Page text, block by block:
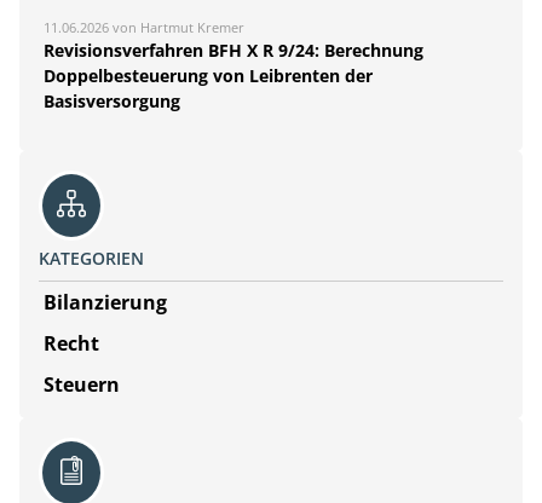
11.06.2026 von Hartmut Kremer
Revisionsverfahren BFH X R 9/24: Berechnung
Doppelbesteuerung von Leibrenten der
Basisversorgung
KATEGORIEN
Bilanzierung
Recht
Steuern